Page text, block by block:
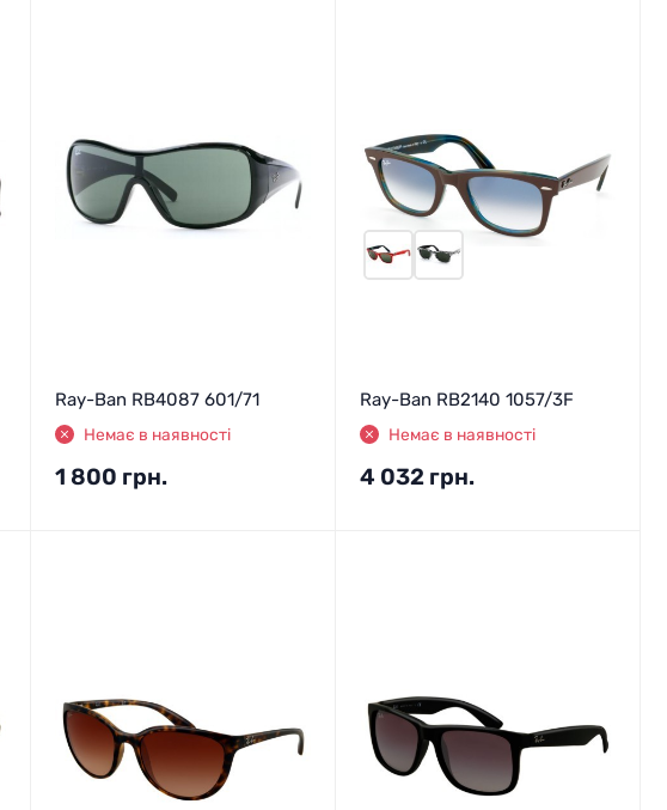
Ray-Ban RB4087 601/71
Немає в наявності
1 800 грн.
Ray-Ban RB2140 1057/3F
Немає в наявності
4 032 грн.